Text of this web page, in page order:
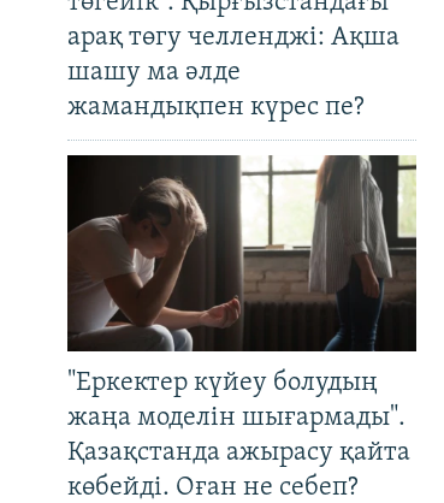
арақ төгу челленджі: Ақша
шашу ма әлде
жамандықпен күрес пе?
"Еркектер күйеу болудың
жаңа моделін шығармады".
Қазақстанда ажырасу қайта
көбейді. Оған не себеп?